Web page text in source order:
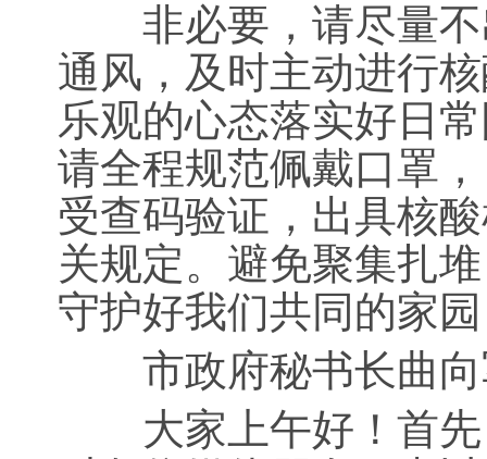
非必要，请尽量不
通风，及时主动进行
乐观的心态落实好日
请全程规范佩戴口罩
受查码验证，出具核
关规定。避免聚集扎
守护好我们共同的家
市政府秘书长曲向
大家上午好！首先